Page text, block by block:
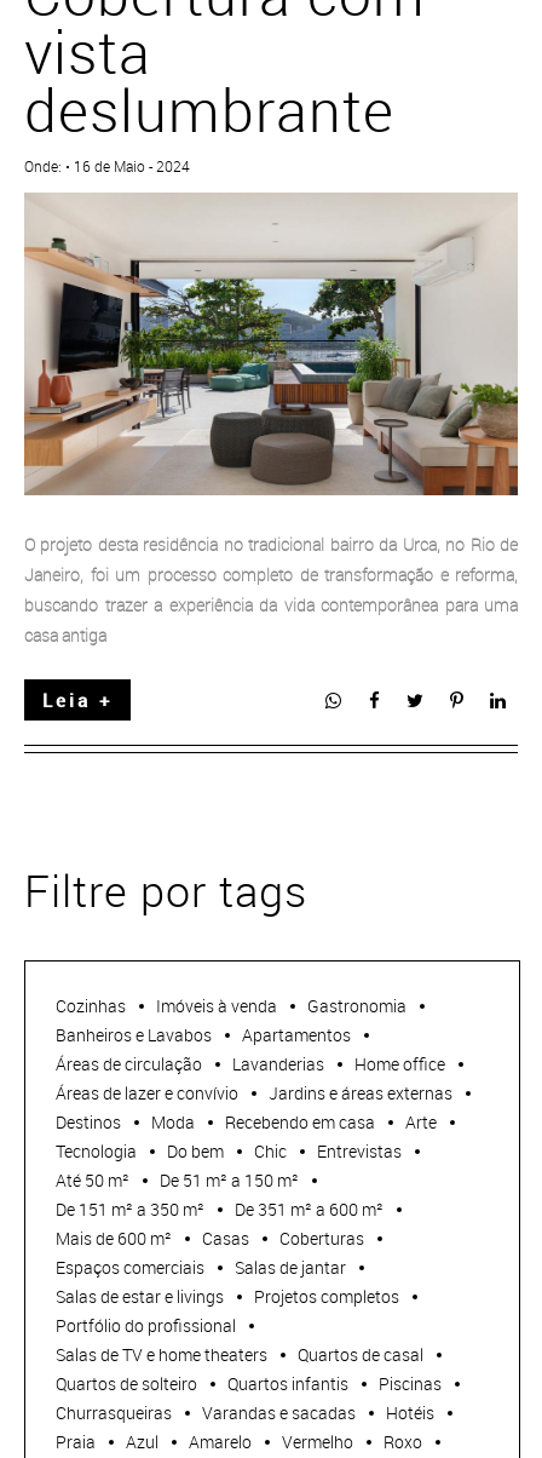
vista
deslumbrante
Onde: • 16 de Maio - 2024
O projeto desta residência no tradicional bairro da Urca, no Rio de
Janeiro, foi um processo completo de transformação e reforma,
buscando trazer a experiência da vida contemporânea para uma
casa antiga
Leia +
Filtre por tags
Cozinhas Imóveis à venda
Gastronomia
Banheiros e Lavabos
Apartamentos
Áreas de circulação
Lavanderias
Home office
Áreas de lazer e convívio
Jardins e áreas externas
Destinos
Moda Recebendo em casa
Arte
Tecnologia
Do bem Chic
Entrevistas
Até 50 m²
De 51 m² a 150 m²
De 151 m² a 350 m²
De 351 m² a 600 m²
Mais de 600 m²
Casas
Coberturas
Espaços comerciais
Salas de jantar
Salas de estar e livings
Projetos completos
Portfólio do profissional
Salas de TV e home theaters
Quartos de casal
Quartos de solteiro
Quartos infantis
Piscinas
Churrasqueiras
Varandas e sacadas
Hotéis
Praia
Azul Amarelo Vermelho
Roxo